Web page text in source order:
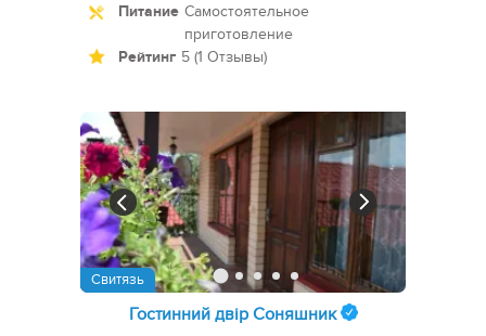
Питание Самостоятельное
приготовление
Рейтинг 5 (1 Отзывы)
Свитязь
Гостинний двір Соняшник